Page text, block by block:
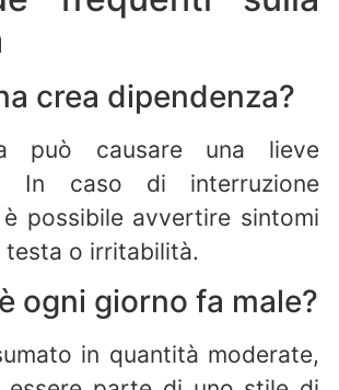
crea dipendenza?
può causare una lieve
In caso di interruzione
possibile avvertire sintomi
testa o irritabilità.
ogni giorno fa male?
in quantità moderate,